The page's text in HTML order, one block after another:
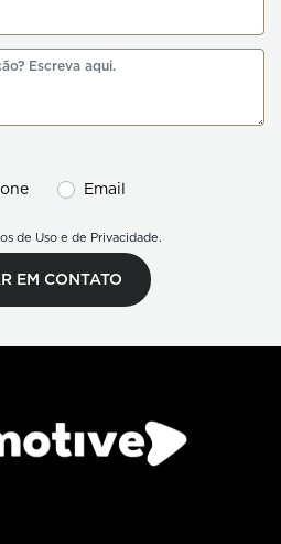
Email
de Uso e de Privacidade.
EM CONTATO